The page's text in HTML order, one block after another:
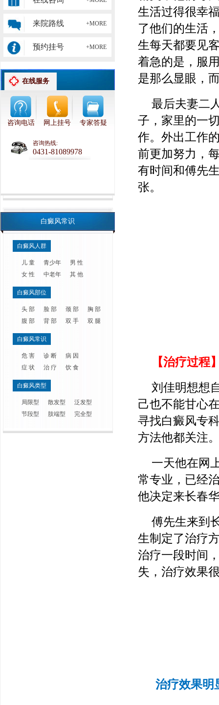
生活过得很幸
了他们的生活
生每天都要见
着急的是，服
是那么显眼，
最后夫妻二
子，家里的一
作。外出工作
前更加努力，
有时间和傅先
张。
【治疗过程
刘佳明想想
己也不能甘心
寻找白癜风专
方法他都关注
一天他在网
常专业，已经
他决定来长春
傅先生来到
生制定了治疗
治疗一段时间
失，治疗效果
治疗效果明
来院路线 +MORE
预约挂号 +MORE
在线服务
咨询电话 网上挂号 专家答疑
咨询热线:
0431-81089978
白癜风常识
白癜风人群
儿 童 青少年
男 性
女 性
中老年 其 他
白癜风部位
头 部 脸 部 颈 部
胸 部
腹 部
背 部 双 手 双 腿
白癜风常识
危 害 诊 断
病 因
症 状
治 疗 饮 食
白癜风类型
局限型 散发型
泛发型
节段型
肢端型 完全型